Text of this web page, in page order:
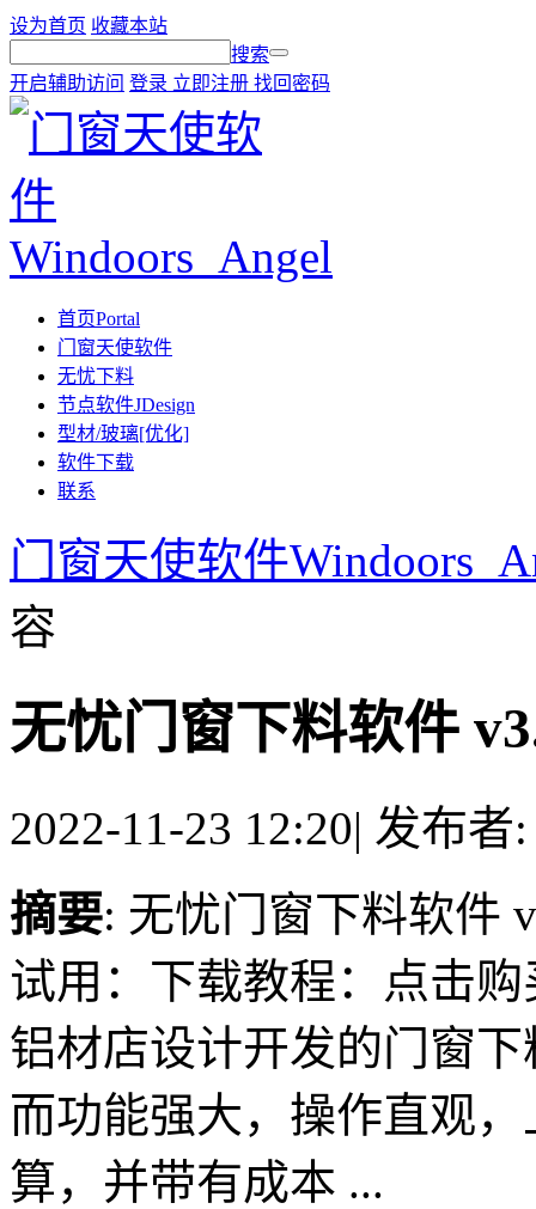
设为首页 收藏本站
搜索
开启辅助访问 登录 立即注册 找回密码
首页Portal
门窗天使软件
无忧下料
节点软件JDesign
型材/玻璃[优化]
软件下载
联系
门窗天使软件
容
无忧门窗下料软件
2022-11-23 12:20| 发布者
摘要: 无忧门窗下料软件
试用：下载教程：点击
铝材店设计开发的门窗
而功能强大，操作直观
算，并带有成本 ...